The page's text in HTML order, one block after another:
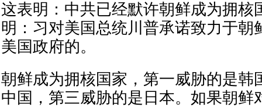
这表明：中共已经默许朝鲜成为拥核
明：习对美国总统川普承诺致力于朝
美国政府的。
朝鲜成为拥核国家，第一威胁的是韩
中国，第三威胁的是日本。如果朝鲜